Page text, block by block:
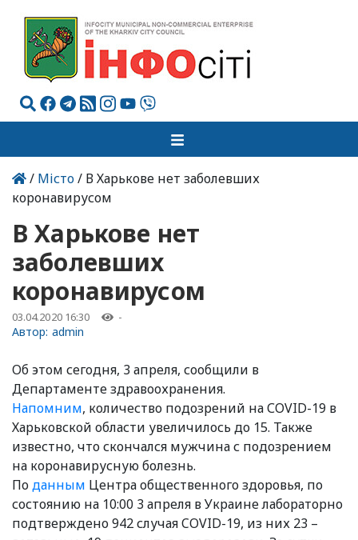
/ Місто/ В Харькове нет заболевших
коронавирусом
В Харькове нет
заболевших
коронавирусом
03.04.2020 16:30 -
Автор: admin
Об этом сегодня, 3 апреля, сообщили в
Департаменте здравоохранения.
Напомним, количество подозрений на СOVID-19 в
Харьковской области увеличилось до 15. Также
известно, что скончался мужчина с подозрением
на коронавирусную болезнь.
Поданным Центра общественного здоровья, по
состоянию на 10:00 3 апреля в Украине лабораторно
подтверждено 942 случая COVID-19, из них 23 –